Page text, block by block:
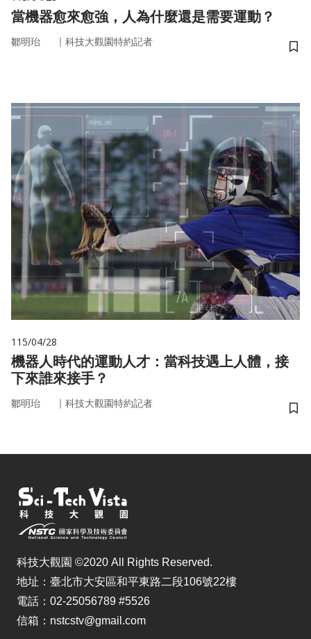
當機器愈來愈強，人為什麼還是需要運動？
鄒明珆 ｜ 科技大觀園特約記者
儲
115/04/28
機器人時代的運動人才：當科技遇上人體，接
下來誰來接手？
鄒明珆 ｜ 科技大觀園特約記者
儲
科技大觀園 ©2020 All Rights Reserved.
地址：臺北市大安區和平東路二段106號22樓
電話：02-25056789 #5526
信箱：nstcstv@gmail.com